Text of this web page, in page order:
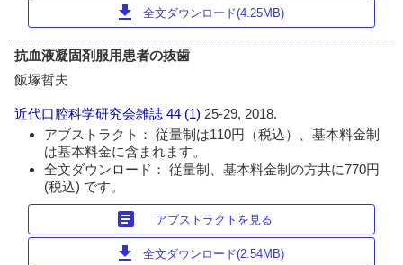
download 全文ダウンロード(4.25MB)
抗血液凝固剤服用患者の抜歯
飯塚哲夫
近代口腔科学研究会雑誌 44 (1) 25-29, 2018.
アブストラクト： 従量制は110円（税込）、基本料金制
は基本料金に含まれます。
全文ダウンロード： 従量制、基本料金制の方共に770円
(税込) です。
article アブストラクトを見る
download 全文ダウンロード(2.54MB)